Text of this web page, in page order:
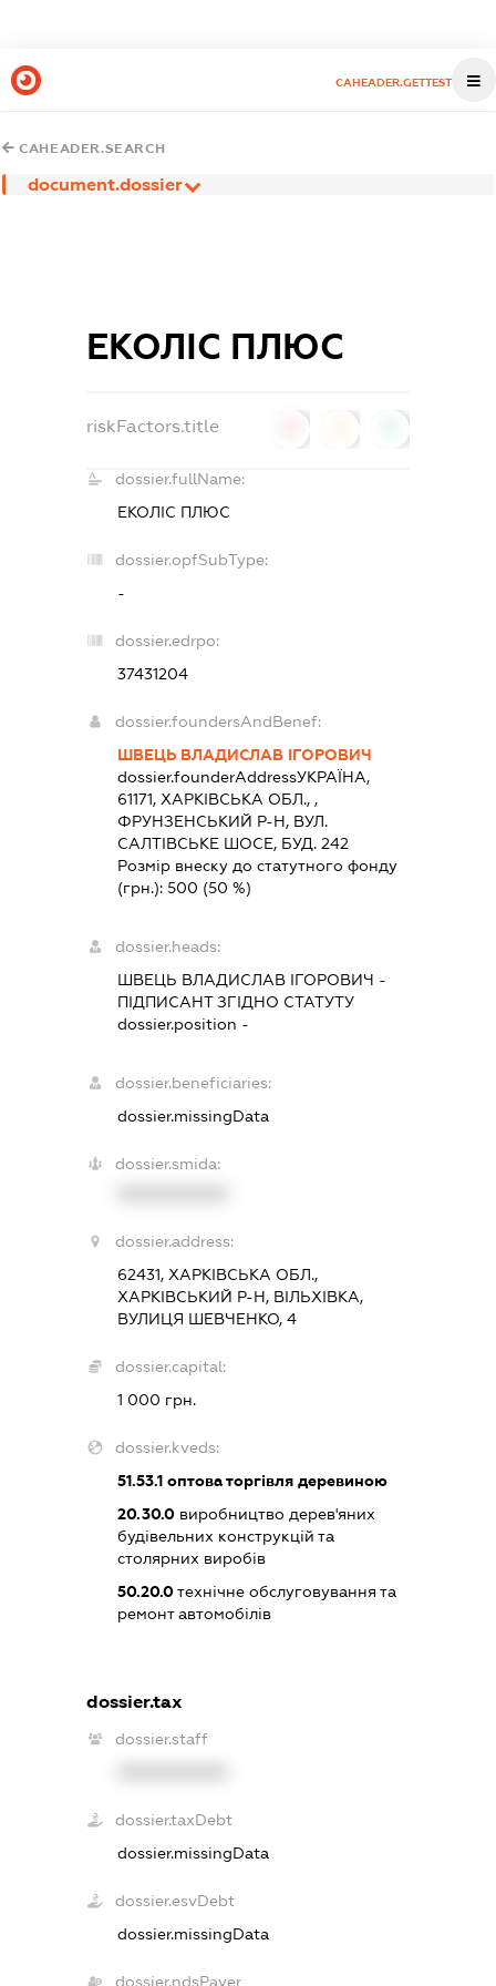
CAHEADER.GETTEST
CAHEADER.SEARCH
document.dossier
ЕКОЛІС ПЛЮС
riskFactors.title
dossier.fullName:
ЕКОЛІС ПЛЮС
dossier.opfSubType:
-
dossier.edrpo:
37431204
dossier.foundersAndBenef:
ШВЕЦЬ ВЛАДИСЛАВ ІГОРОВИЧ
dossier.founderAddressУКРАЇНА,
61171, ХАРКIВСЬКА ОБЛ., ,
ФРУНЗЕНСЬКИЙ Р-Н, ВУЛ.
САЛТІВСЬКЕ ШОСЕ, БУД. 242
Розмір внеску до статутного фонду
(грн.): 500 (50 %)
dossier.heads:
ШВЕЦЬ ВЛАДИСЛАВ ІГОРОВИЧ -
ПІДПИСАНТЗГІДНО СТАТУТУ
dossier.position -
dossier.beneficiaries:
dossier.missingData
dossier.smida:
dossier.address:
62431, ХАРКІВСЬКА ОБЛ.,
ХАРКІВСЬКИЙ Р-Н, ВІЛЬХІВКА,
ВУЛИЦЯ ШЕВЧЕНКО, 4
dossier.capital:
1 000 грн.
dossier.kveds:
51.53.1оптова торгівля деревиною
20.30.0виробництво дерев'яних
будівельних конструкцій та
столярних виробів
50.20.0технічне обслуговування та
ремонт автомобілів
dossier.tax
dossier.staff
dossier.taxDebt
dossier.missingData
dossier.esvDebt
dossier.missingData
dossier.ndsPayer